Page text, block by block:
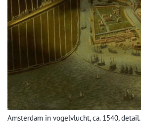
Amsterdam in vogelvlucht, ca. 1540, detail.